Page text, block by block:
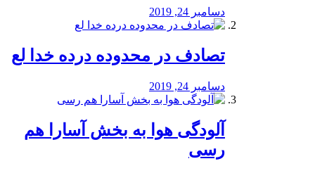
دسامبر 24, 2019
تصادف در محدوده درده خدا لع
دسامبر 24, 2019
آلودگی هوا به بخش آسارا هم
رسی